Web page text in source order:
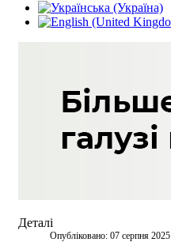
Деталі
Опубліковано: 07 серпня 2025